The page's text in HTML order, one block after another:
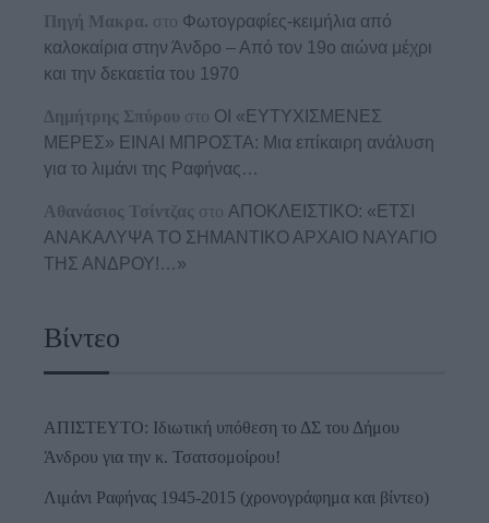
Πηγή Μακρα. στο Φωτογραφίες-κειμήλια από
καλοκαίρια στην Άνδρο – Από τον 19ο αιώνα μέχρι
και την δεκαετία του 1970
Δημήτρης Σπύρου στο ΟΙ «ΕΥΤΥΧΙΣΜΕΝΕΣ
ΜΕΡΕΣ» ΕΙΝΑΙ ΜΠΡΟΣΤΑ: Μια επίκαιρη ανάλυση
για το λιμάνι της Ραφήνας…
Αθανάσιος Τσίντζας στο ΑΠΟΚΛΕΙΣΤΙΚΟ: «ΕΤΣΙ
ΑΝΑΚΑΛΥΨΑ ΤΟ ΣΗΜΑΝΤΙΚΟ ΑΡΧΑΙΟ ΝΑΥΑΓΙΟ
ΤΗΣ ΑΝΔΡΟΥ!…»
Βίντεο
ΑΠΙΣΤΕΥΤΟ: Ιδιωτική υπόθεση το ΔΣ του Δήμου
Άνδρου για την κ. Τσατσομοίρου!
Λιμάνι Ραφήνας 1945-2015 (χρονογράφημα και βίντεο)